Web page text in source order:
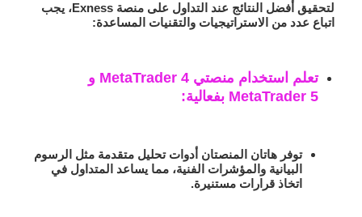
لتحقيق أفضل النتائج عند التداول على منصة Exness، يجب
اتباع عدد من الاستراتيجيات والتقنيات المساعدة:
تعلم استخدام منصتي MetaTrader 4 و
MetaTrader 5 بفعالية
:
توفر هاتان المنصتان أدوات تحليل متقدمة مثل الرسوم
البيانية والمؤشرات الفنية، مما يساعد المتداول في
اتخاذ قرارات مستنيرة.